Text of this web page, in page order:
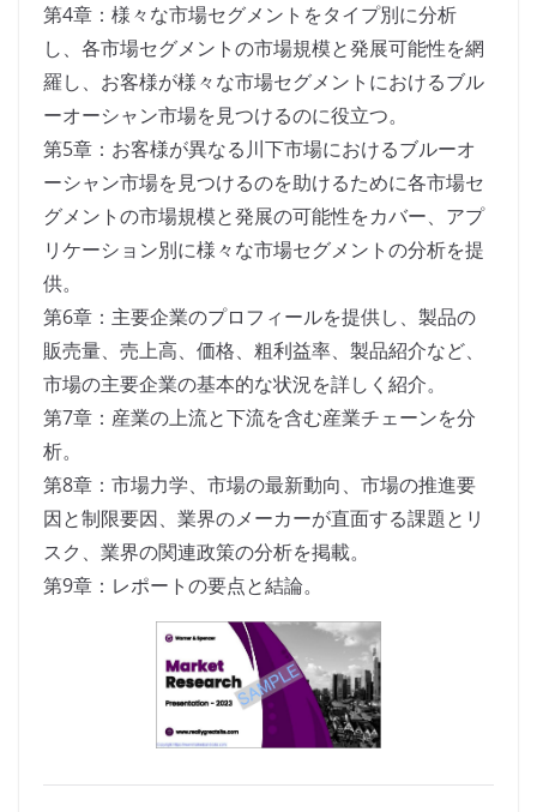
第4章：様々な市場セグメントをタイプ別に分析
し、各市場セグメントの市場規模と発展可能性を網
羅し、お客様が様々な市場セグメントにおけるブル
ーオーシャン市場を見つけるのに役立つ。
第5章：お客様が異なる川下市場におけるブルーオ
ーシャン市場を見つけるのを助けるために各市場セ
グメントの市場規模と発展の可能性をカバー、アプ
リケーション別に様々な市場セグメントの分析を提
供。
第6章：主要企業のプロフィールを提供し、製品の
販売量、売上高、価格、粗利益率、製品紹介など、
市場の主要企業の基本的な状況を詳しく紹介。
第7章：産業の上流と下流を含む産業チェーンを分
析。
第8章：市場力学、市場の最新動向、市場の推進要
因と制限要因、業界のメーカーが直面する課題とリ
スク、業界の関連政策の分析を掲載。
第9章：レポートの要点と結論。